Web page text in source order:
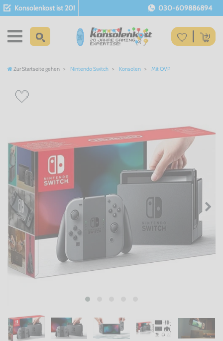
Konsolenkost ist 20! 030-609886894
Zur Startseite gehen Nintendo Switch Konsolen Mit OVP